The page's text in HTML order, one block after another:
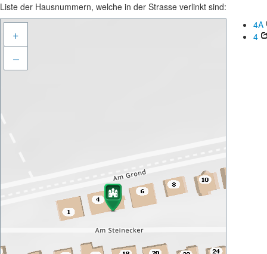
Liste der Hausnummern, welche in der Strasse verlinkt sind:
+
–
4A
4